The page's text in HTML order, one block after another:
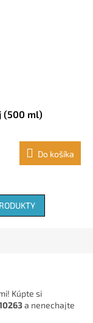
(500 ml)
Do košíka
Kúpte si
a nenechajte